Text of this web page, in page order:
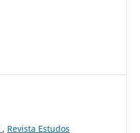
, Revista Estudos